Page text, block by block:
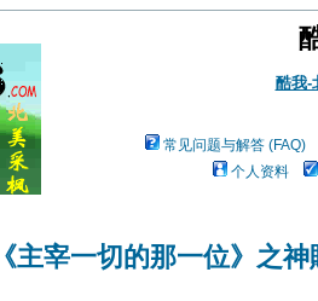
酷我-
常见问题与解答 (FAQ)
个人资料
主宰一切的那一位》之